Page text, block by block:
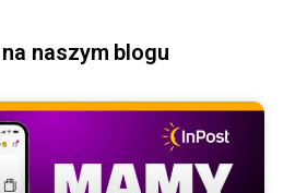
naszym blogu